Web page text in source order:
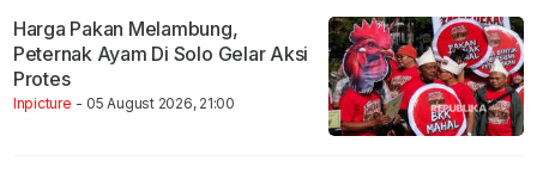
Harga Pakan Melambung,
Peternak Ayam Di Solo Gelar Aksi
Protes
Inpicture - 05 August 2026, 21:00